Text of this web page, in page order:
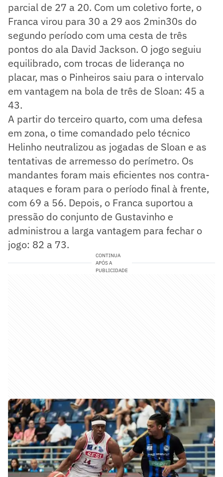
parcial de 27 a 20. Com um coletivo forte, o
Franca virou para 30 a 29 aos 2min30s do
segundo período com uma cesta de três
pontos do ala David Jackson. O jogo seguiu
equilibrado, com trocas de liderança no
placar, mas o Pinheiros saiu para o intervalo
em vantagem na bola de três de Sloan: 45 a
43.
A partir do terceiro quarto, com uma defesa
em zona, o time comandado pelo técnico
Helinho neutralizou as jogadas de Sloan e as
tentativas de arremesso do perímetro. Os
mandantes foram mais eficientes nos contra-
ataques e foram para o período final à frente,
com 69 a 56. Depois, o Franca suportou a
pressão do conjunto de Gustavinho e
administrou a larga vantagem para fechar o
jogo: 82 a 73.
CONTINUA
APÓS A
PUBLICIDADE